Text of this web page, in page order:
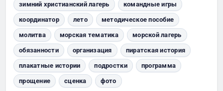
зимний христианский лагерь командные игры
координатор лето методическое пособие
молитва морская тематика морской лагерь
обязанности организация пиратская история
плакатные истории подростки программа
прощение сценка фото